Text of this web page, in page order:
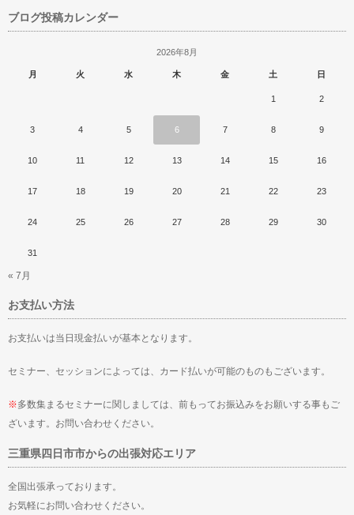
ブログ投稿カレンダー
2026年8月
月 火 水 木 金 土 日
1 2
3 4 5 6 7 8 9
10 11 12 13 14 15 16
17 18 19 20 21 22 23
24 25 26 27 28 29 30
31
« 7月
お支払い方法
お支払いは当日現金払いが基本となります。
セミナー、セッションによっては、カード払いが可能のものもございます。
※多数集まるセミナーに関しましては、前もってお振込みをお願いする事もご
ざいます。お問い合わせください。
三重県四日市市からの出張対応エリア
全国出張承っております。
お気軽にお問い合わせください。